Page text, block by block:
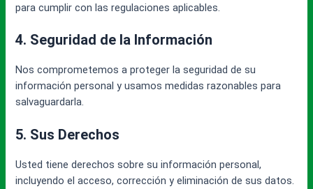
para cumplir con las regulaciones aplicables.
4. Seguridad de la Información
Nos comprometemos a proteger la seguridad de su
información personal y usamos medidas razonables para
salvaguardarla.
5. Sus Derechos
Usted tiene derechos sobre su información personal,
incluyendo el acceso, corrección y eliminación de sus datos.